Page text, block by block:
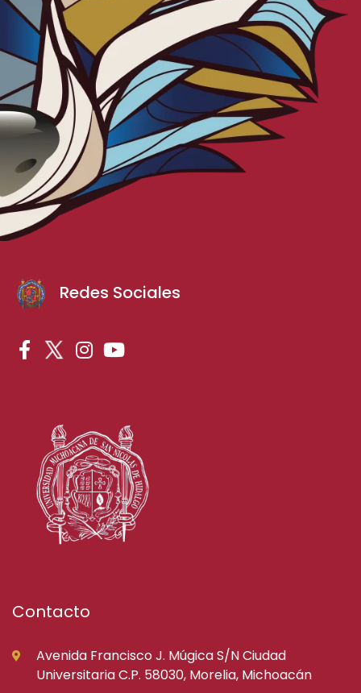
Redes Sociales
Contacto
Avenida Francisco J. Múgica S/N Ciudad
Universitaria C.P. 58030, Morelia, Michoacán